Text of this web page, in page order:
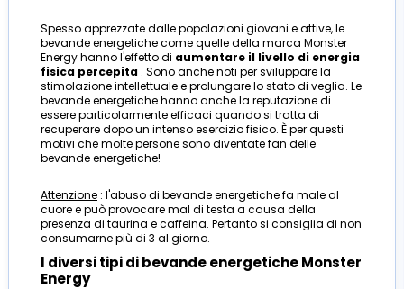
Spesso apprezzate dalle popolazioni giovani e attive, le
bevande energetiche come quelle della marca Monster
Energy hanno l'effetto di aumentare il livello di energia
fisica percepita . Sono anche noti per sviluppare la
stimolazione intellettuale e prolungare lo stato di veglia. Le
bevande energetiche hanno anche la reputazione di
essere particolarmente efficaci quando si tratta di
recuperare dopo un intenso esercizio fisico. È per questi
motivi che molte persone sono diventate fan delle
bevande energetiche!
Attenzione : l'abuso di bevande energetiche fa male al
cuore e può provocare mal di testa a causa della
presenza di taurina e caffeina. Pertanto si consiglia di non
consumarne più di 3 al giorno.
I diversi tipi di bevande energetiche Monster
Energy